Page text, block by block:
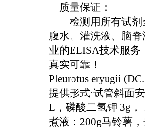
质量保证：
检测用所有试剂
腹水、灌洗液、脑
业的ELISA技术服务
真实可靠！
Pleurotus eryugii
提供形式:试管斜面
L，磷酸二氢钾 3g，
煮液：200g马铃薯